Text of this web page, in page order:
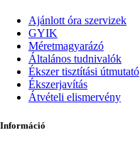
Ajánlott óra szervizek
GYIK
Méretmagyarázó
Általános tudnivalók
Ékszer tisztítási útmutató
Ékszerjavítás
Átvételi elismervény
Információ